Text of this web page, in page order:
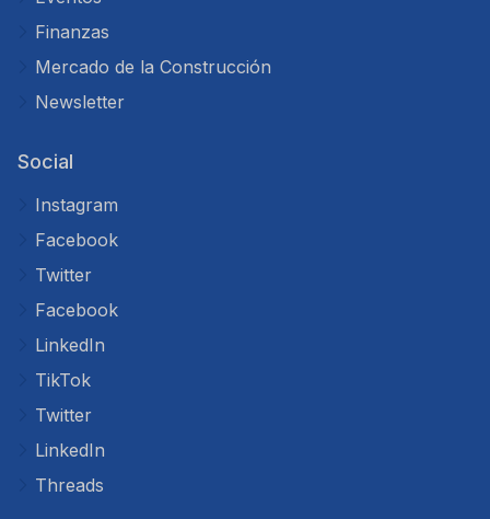
Finanzas
Mercado de la Construcción
Newsletter
Social
Instagram
Facebook
Twitter
Facebook
LinkedIn
TikTok
Twitter
LinkedIn
Threads